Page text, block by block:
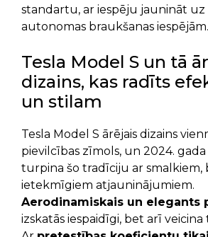
standartu, ar iespēju jaunināt uz
autonomas braukšanas iespējām.
Tesla Model S un tā
dizains, kas radīts
un stilam
Tesla Model S ārējais dizains
pievilcības zīmols, un 2024.
turpina šo tradīciju ar smalkiem,
ietekmīgiem atjauninājumiem.
Aerodinamiskais un elegants
izskatās iespaidīgi, bet arī